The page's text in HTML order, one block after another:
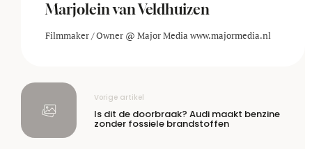
Marjolein van Veldhuizen
Filmmaker / Owner @ Major Media www.majormedia.nl
Vorige artikel
Is dit de doorbraak? Audi maakt benzine
zonder fossiele brandstoffen